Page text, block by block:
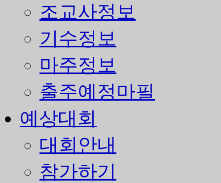
조교사정보
기수정보
마주정보
출주예정마필
예상대회
대회안내
참가하기